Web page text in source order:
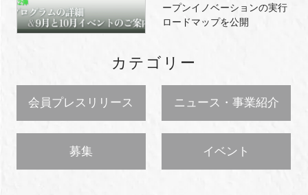
ープンイノベーションの実行
ロードマップを公開
カテゴリー
会員プレスリリース ニュース・事業紹介
募集 イベント